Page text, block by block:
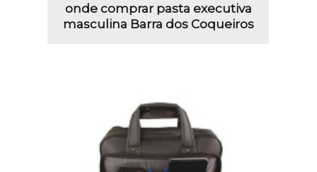
onde comprar pasta executiva
masculina Barra dos Coqueiros